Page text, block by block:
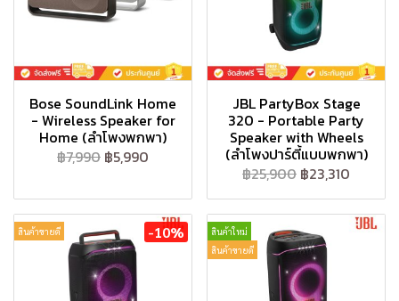
Bose SoundLink Home
- Wireless Speaker for
Home (ลำโพงพกพา)
฿7,990 ฿5,990
JBL PartyBox Stage
320 - Portable Party
Speaker with Wheels
(ลำโพงปาร์ตี้แบบพกพา)
฿25,900 ฿23,310
สินค้าขายดี -10%
สินค้าใหม่
สินค้าขายดี